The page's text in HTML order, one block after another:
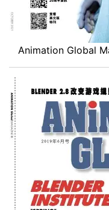
Animation Global